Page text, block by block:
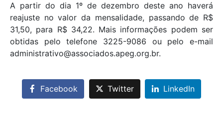
A partir do dia 1º de dezembro deste ano haverá
reajuste no valor da mensalidade, passando de R$
31,50, para R$ 34,22. Mais informações podem ser
obtidas pelo telefone 3225-9086 ou pelo e-mail
administrativo@associados.apeg.org.br.
Facebook Twitter LinkedIn